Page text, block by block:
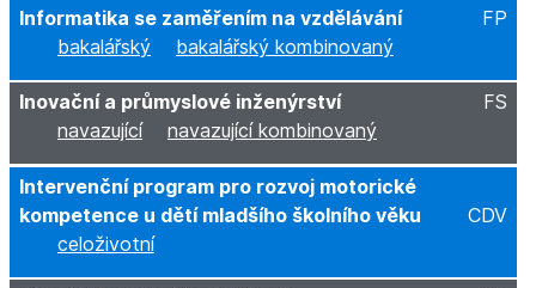
Informatika se zaměřením na vzdělávání
FP
bakalářský
bakalářský kombinovaný
Inovační a průmyslové inženýrství
FS
navazující
navazující kombinovaný
Intervenční program pro rozvoj motorické
kompetence u dětí mladšího školního věku
CDV
celoživotní